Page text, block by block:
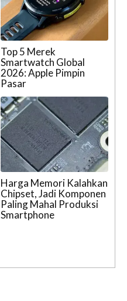
Top 5 Merek
Smartwatch Global
2026: Apple Pimpin
Pasar
Harga Memori Kalahkan
Chipset, Jadi Komponen
Paling Mahal Produksi
Smartphone